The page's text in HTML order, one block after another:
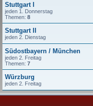
Stuttgart I
jeden 1. Donnerstag
Themen: 8
Stuttgart II
jeden 2. Dienstag
Südostbayern / München
jeden 2. Freitag
Themen: 7
Würzburg
jeden 2. Freitag